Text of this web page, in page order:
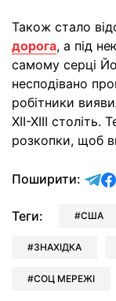
Також стало
дорога, а під
самому серці
несподівано
робітники
XII-XIII століть.
розкопки, щоб
Поширити:
Теги: США
ЗНАХІДКА
СОЦ МЕРЕЖІ